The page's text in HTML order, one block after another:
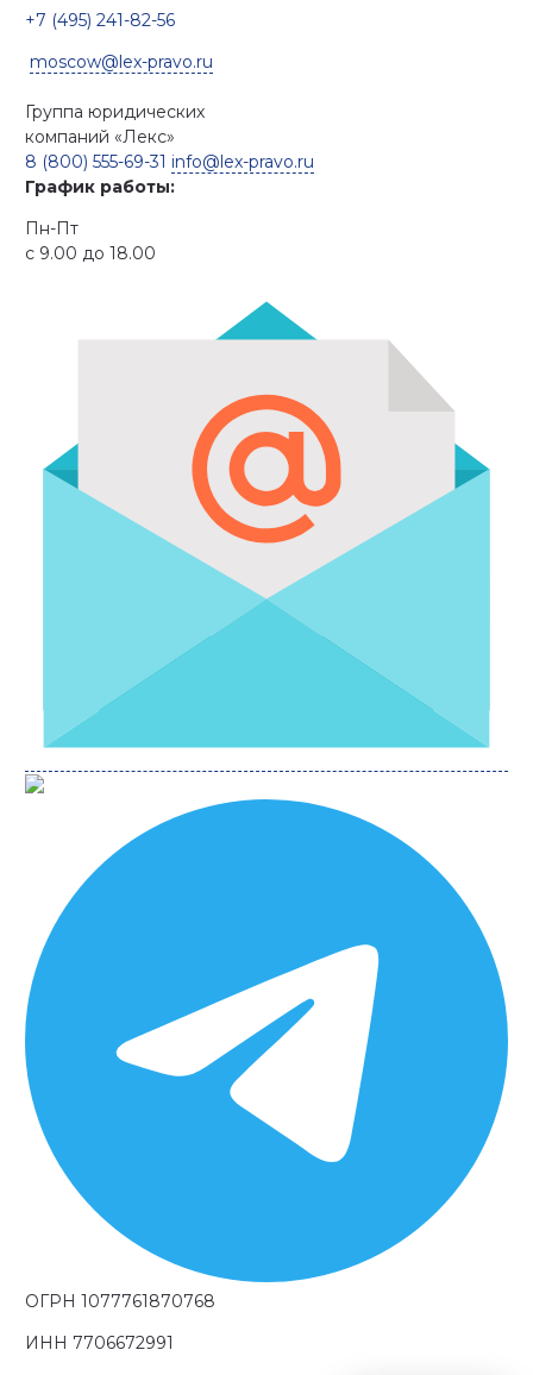
+7 (495) 241-82-56
moscow@lex-pravo.ru
Группа юридических
компаний «Лекс»
8 (800) 555-69-31 info@lex-pravo.ru
График работы:
Пн-Пт
с 9.00 до 18.00
ОГРН 1077761870768
ИНН 7706672991